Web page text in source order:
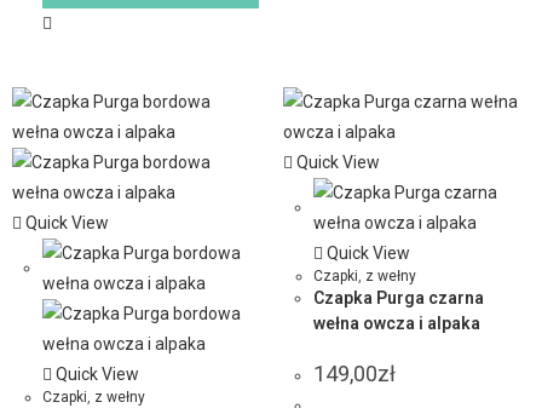
Quick View
Quick View
Czapki, z wełny
Quick View
Quick View
Czapki, z wełny
Czapka Purga czarna
wełna owcza i alpaka
149,00zł